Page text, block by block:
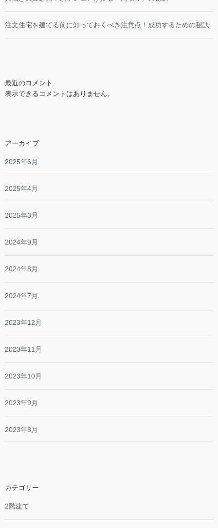
注文住宅を建てる前に知っておくべき注意点！成功するための秘訣
最近のコメント
表示できるコメントはありません。
アーカイブ
2025年6月
2025年4月
2025年3月
2024年9月
2024年8月
2024年7月
2023年12月
2023年11月
2023年10月
2023年9月
2023年8月
カテゴリー
2階建て